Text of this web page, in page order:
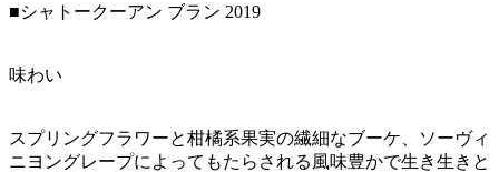
■シャトークーアン ブラン 2019
味わい
スプリングフラワーと柑橘系果実の繊細なブーケ、ソーヴィ
ニヨングレープによってもたらされる風味豊かで生き生きと